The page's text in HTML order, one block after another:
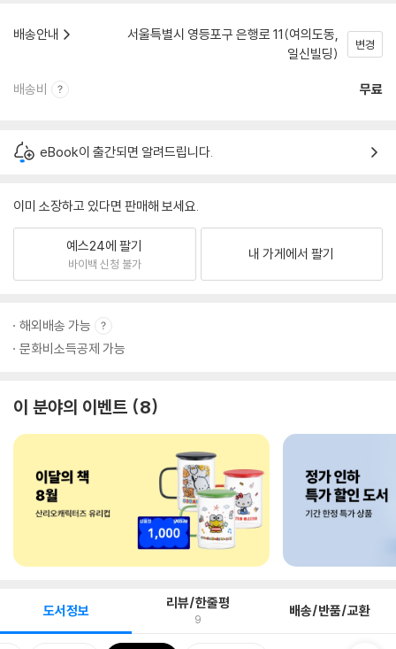
배송안내
서울특별시 영등포구 은행로 11(여의도동,
일신빌딩)
변경
배송비 무료
eBook이 출간되면 알려드립니다.
이미 소장하고 있다면 판매해 보세요.
예스24에 팔기
바이백 신청 불가
내 가게에서 팔기
해외배송 가능
문화비소득공제 가능
이 분야의 이벤트 8
도서정보 리뷰/한줄평
9 배송/반품/교환